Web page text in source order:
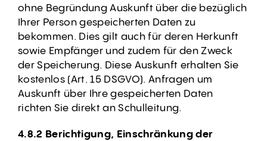
ohne Begründung Auskunft über die bezüglich
Ihrer Person gespeicherten Daten zu
bekommen. Dies gilt auch für deren Herkunft
sowie Empfänger und zudem für den Zweck
der Speicherung. Diese Auskunft erhalten Sie
kostenlos (Art. 15 DSGVO). Anfragen um
Auskunft über Ihre gespeicherten Daten
richten Sie direkt an Schulleitung.
4.8.2 Berichtigung, Einschränkung der